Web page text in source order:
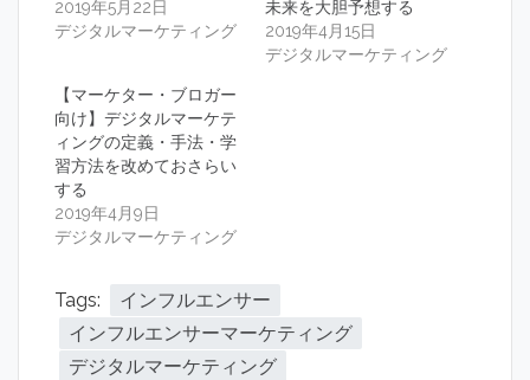
2019年5月22日
デジタルマーケティング
未来を大胆予想する
2019年4月15日
デジタルマーケティング
【マーケター・ブロガー
向け】デジタルマーケテ
ィングの定義・手法・学
習方法を改めておさらい
する
2019年4月9日
デジタルマーケティング
Tags:
インフルエンサー
インフルエンサーマーケティング
デジタルマーケティング